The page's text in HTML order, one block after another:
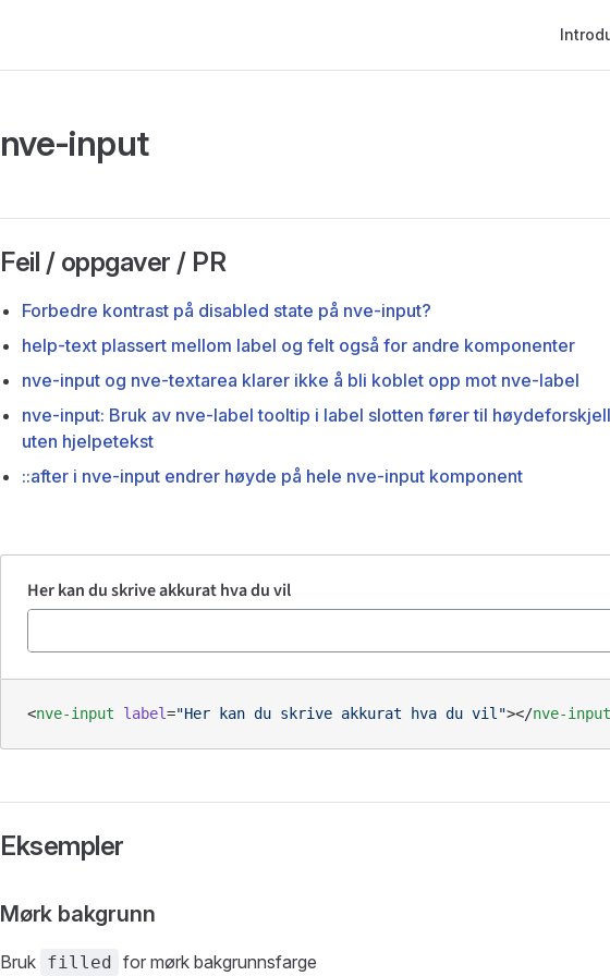
nve-input
Feil / oppgaver / PR
Forbedre kontrast på disabled state på nve-input?
help-text plassert mellom label og felt også for andre komponenter
nve-input og nve-textarea klarer ikke å bli koblet opp mot nve-label
nve-input: Bruk av nve-label tooltip i label slotten fører til
uten hjelpetekst
::after i nve-input endrer høyde på hele nve-input komponent
<nve-input label="Her kan du skrive akkurat hva du vil"></nve-input
Eksempler
Mørk bakgrunn
Bruk filled for mørk bakgrunnsfarge